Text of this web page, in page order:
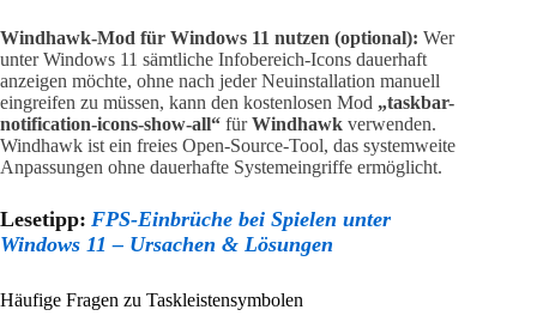
Windhawk-Mod für Windows 11 nutzen (optional): Wer
unter Windows 11 sämtliche Infobereich-Icons dauerhaft
anzeigen möchte, ohne nach jeder Neuinstallation manuell
eingreifen zu müssen, kann den kostenlosen Mod „taskbar-
notification-icons-show-all“ fürWindhawk verwenden.
Windhawk ist ein freies Open-Source-Tool, das systemweite
Anpassungen ohne dauerhafte Systemeingriffe ermöglicht.
Lesetipp: FPS-Einbrüche bei Spielen unter
Windows 11 – Ursachen & Lösungen
Häufige Fragen zu Taskleistensymbolen